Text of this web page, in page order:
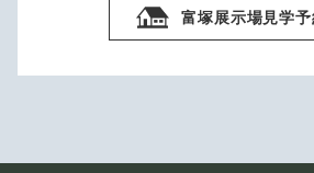
富塚展示場見学